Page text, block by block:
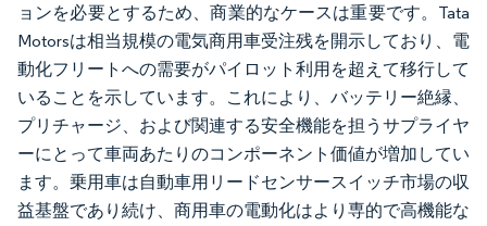
ョンを必要とするため、商業的なケースは重要です。Tata
Motorsは相当規模の電気商用車受注残を開示しており、電
動化フリートへの需要がパイロット利用を超えて移行して
いることを示しています。これにより、バッテリー絶縁、
プリチャージ、および関連する安全機能を担うサプライヤ
ーにとって車両あたりのコンポーネント価値が増加してい
ます。乗用車は自動車用リードセンサースイッチ市場の収
益基盤であり続け、商用車の電動化はより専的で高機能な